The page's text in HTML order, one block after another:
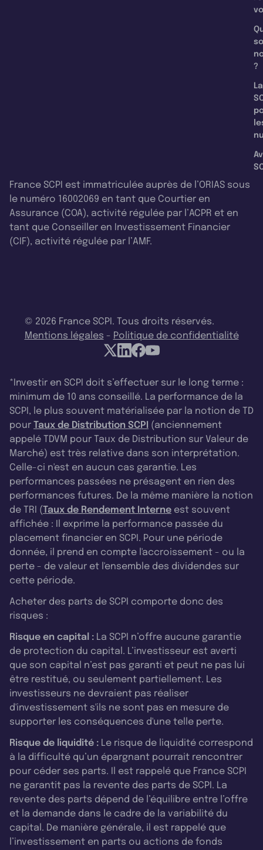
?
La
France SCPI est immatriculée auprès de l’ORIAS sous
le numéro 16002069 en tant que Courtier en
Assurance (COA), activité régulée par l’ACPR et en
tant que Conseiller en Investissement Financier
(CIF), activité régulée par l’AMF.
© 2026 France SCPI. Tous droits réservés.
Mentions légales - Politique de confidentialité
*Investir en SCPI doit s’effectuer sur le long terme :
minimum de 10 ans conseillé. La performance de la
SCPI, le plus souvent matérialisée par la notion de TD
pour Taux de Distribution SCPI (anciennement
appelé TDVM pour Taux de Distribution sur Valeur de
Marché) est très relative dans son interprétation.
Celle-ci n'est en aucun cas garantie. Les
performances passées ne présagent en rien des
performances futures. De la même manière la notion
de TRI (Taux de Rendement Interne est souvent
affichée : Il exprime la performance passée du
placement financier en SCPI. Pour une période
donnée, il prend en compte l'accroissement - ou la
perte - de valeur et l'ensemble des dividendes sur
cette période.
Acheter des parts de SCPI comporte donc des
risques :
Risque en capital : La SCPI n’offre aucune garantie
de protection du capital. L’investisseur est averti
que son capital n’est pas garanti et peut ne pas lui
être restitué, ou seulement partiellement. Les
investisseurs ne devraient pas réaliser
d'investissement s'ils ne sont pas en mesure de
supporter les conséquences d'une telle perte.
Risque de liquidité : Le risque de liquidité correspond
à la difficulté qu’un épargnant pourrait rencontrer
pour céder ses parts. Il est rappelé que France SCPI
ne garantit pas la revente des parts de SCPI. La
revente des parts dépend de l’équilibre entre l’offre
et la demande dans le cadre de la variabilité du
capital. De manière générale, il est rappelé que
l’investissement en parts ou actions de fonds